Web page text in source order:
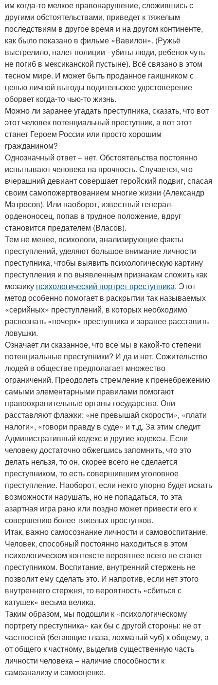
им когда-то мелкое правонарушение, сложившись с
другими обстоятельствами, приведет к тяжелым
последствиям в другое время и на другом континенте,
как было показано в фильме «Вавилон». (Ружьё
выстрелило, налет полиции - убиты люди, ребенок чуть
не погиб в мексиканской пустыне). Всё связано в этом
тесном мире. И может быть проданное гаишником с
целью личной выгоды водительское удостоверение
оборвет когда-то чью-то жизнь.
Можно ли заранее угадать преступника, сказать, что вот
этот человек потенциальный преступник, а вот этот
станет Героем России или просто хорошим
гражданином?
Однозначный ответ – нет. Обстоятельства постоянно
испытывают человека на прочность. Случается, что
вчерашний девиант совершает геройский подвиг, спасая
своим самопожертвованием многие жизни (Александр
Матросов). Или наоборот, известный генерал-
орденоносец, попав в трудное положение, вдруг
становится предателем (Власов).
Тем не менее, психологи, анализирующие факты
преступлений, уделяют большое внимание личности
преступника, чтобы выявить психологическую картину
преступления и по выявленным признакам сложить как
мозаику психологический портрет преступника. Этот
метод особенно помогает в раскрытии так называемых
«серийных» преступлений, в которых необходимо
распознать «почерк» преступника и заранее расставить
ловушки.
Означает ли сказанное, что все мы в какой-то степени
потенциальные преступники? И да и нет. Сожительство
людей в обществе предполагает множество
ограничений. Преодолеть стремление к пренебрежению
самыми элементарными правилами помогают
правоохранительные органы государства. Они
расставляют флажки: «не превышай скорости», «плати
налоги», «говори правду в суде» и т.д. За этим следит
Административный кодекс и другие кодексы. Если
человеку достаточно обжегшись запомнить, что это
делать нельзя, то он, скорее всего не сделается
преступником, то есть совершившим уголовное
преступление. Наоборот, если некто упорно будет искать
возможности нарушать, но не попадаться, то эта
азартная игра рано или поздно может привести его к
совершению более тяжелых проступков.
Итак, важно самосознание личности и самовоспитание.
Человек, способный постоянно находиться в этом
психологическом контексте вероятнее всего не станет
преступником. Воспитание, внутренний стержень не
позволит ему сделать это. И напротив, если нет этого
внутреннего стержня, то вероятность «сбиться с
катушек» весьма велика.
Таким образом, мы подошли к «психологическому
портрету преступника» как бы с другой стороны: не от
частностей (бегающие глаза, лохматый чуб) к общему, а
от общего к частному, выделив существенную часть
личности человека – наличие способности к
самоанализу и самооценке.